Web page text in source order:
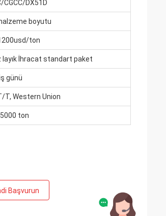
CGCC/DX51D
boyutu
ton
layık İhracat standart paket
günü
T, Western Union
ton
Başvurun